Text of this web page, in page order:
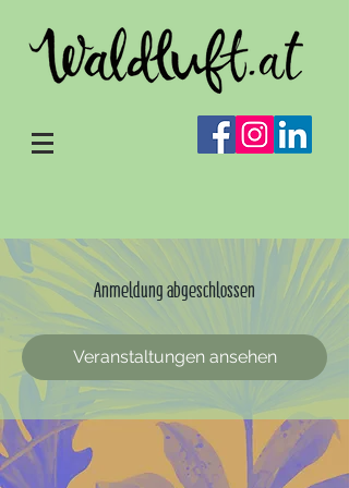
Anmeldung abgeschlossen
Veranstaltungen ansehen